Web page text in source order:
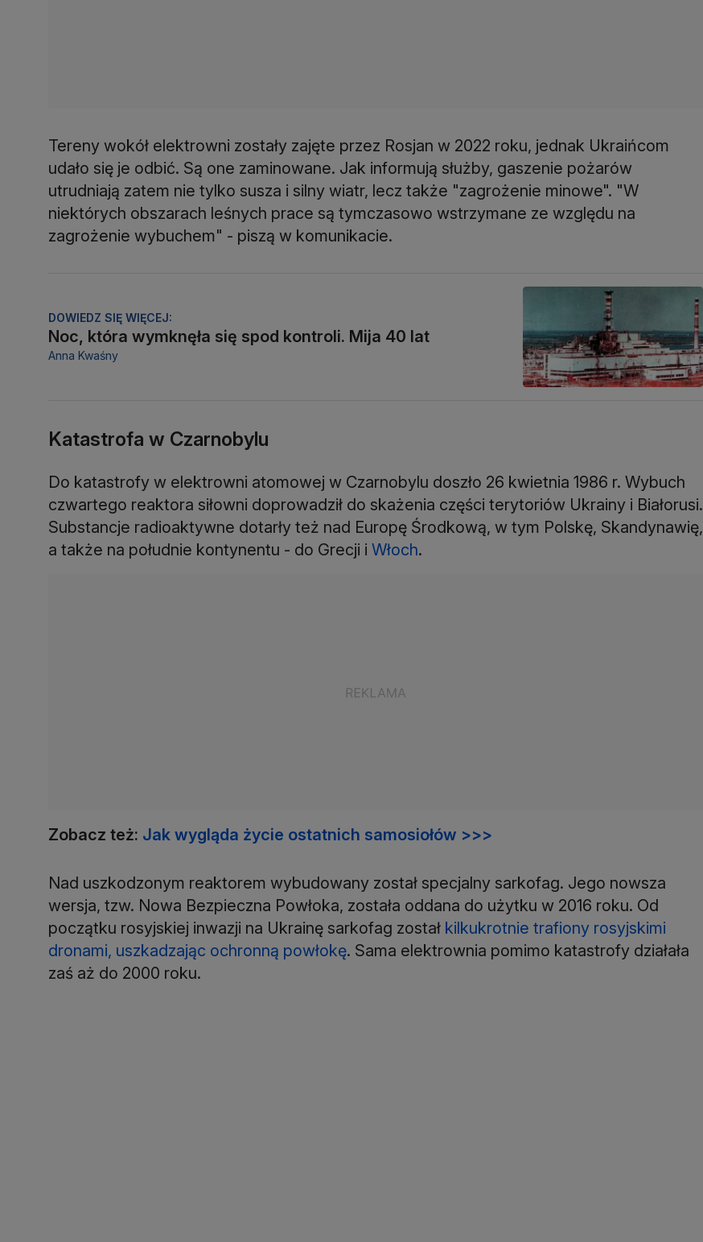
Tereny wokół elektrowni zostały zajęte przez Rosjan w 2022 roku, jednak Ukraińcom
udało się je odbić. Są one zaminowane. Jak informują służby, gaszenie pożarów
utrudniają zatem nie tylko susza i silny wiatr, lecz także "zagrożenie minowe". "W
niektórych obszarach leśnych prace są tymczasowo wstrzymane ze względu na
zagrożenie wybuchem" - piszą w komunikacie.
DOWIEDZ SIĘ WIĘCEJ:
Noc, która wymknęła się spod kontroli. Mija 40 lat
Anna Kwaśny
Katastrofa w Czarnobylu
Do katastrofy w elektrowni atomowej w Czarnobylu doszło 26 kwietnia 1986 r. Wybuch
czwartego reaktora siłowni doprowadził do skażenia części terytoriów Ukrainy i Białorusi.
Substancje radioaktywne dotarły też nad Europę Środkową, w tym Polskę, Skandynawię,
a także na południe kontynentu - do Grecji i Włoch.
Zobacz też: Jak wygląda życie ostatnich samosiołów >>>
Nad uszkodzonym reaktorem wybudowany został specjalny sarkofag. Jego nowsza
wersja, tzw. Nowa Bezpieczna Powłoka, została oddana do użytku w 2016 roku. Od
początku rosyjskiej inwazji na Ukrainę sarkofag został kilkukrotnie trafiony rosyjskimi
dronami, uszkadzając ochronną powłokę. Sama elektrownia pomimo katastrofy działała
zaś aż do 2000 roku.